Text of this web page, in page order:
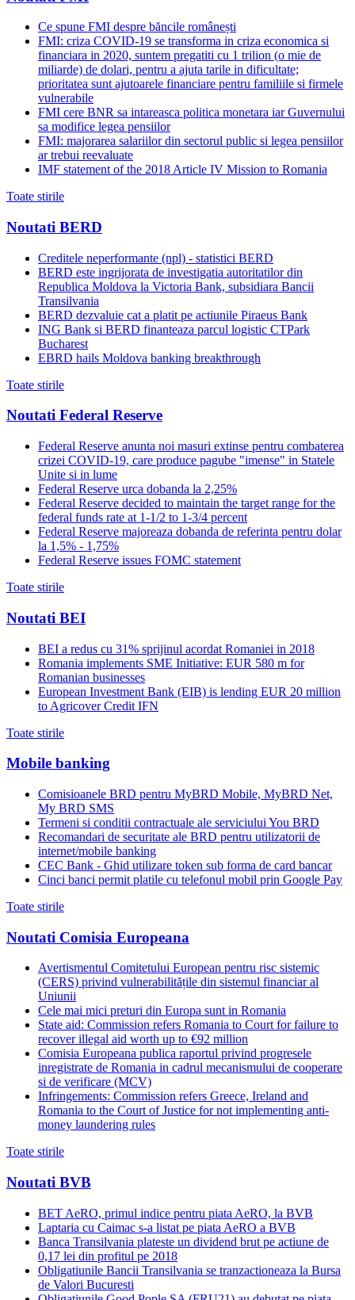
Ce spune FMI despre băncile românești
FMI: criza COVID-19 se transforma in criza economica si
financiara in 2020, suntem pregatiti cu 1 trilion (o mie de
miliarde) de dolari, pentru a ajuta tarile in dificultate;
prioritatea sunt ajutoarele financiare pentru familiile si firmele
vulnerabile
FMI cere BNR sa intareasca politica monetara iar Guvernului
sa modifice legea pensiilor
FMI: majorarea salariilor din sectorul public si legea pensiilor
ar trebui reevaluate
IMF statement of the 2018 Article IV Mission to Romania
Toate stirile
Noutati BERD
Creditele neperformante (npl) - statistici BERD
BERD este ingrijorata de investigatia autoritatilor din
Republica Moldova la Victoria Bank, subsidiara Bancii
Transilvania
BERD dezvaluie cat a platit pe actiunile Piraeus Bank
ING Bank si BERD finanteaza parcul logistic CTPark
Bucharest
EBRD hails Moldova banking breakthrough
Toate stirile
Noutati Federal Reserve
Federal Reserve anunta noi masuri extinse pentru combaterea
crizei COVID-19, care produce pagube "imense" in Statele
Unite si in lume
Federal Reserve urca dobanda la 2,25%
Federal Reserve decided to maintain the target range for the
federal funds rate at 1-1/2 to 1-3/4 percent
Federal Reserve majoreaza dobanda de referinta pentru dolar
la 1,5% - 1,75%
Federal Reserve issues FOMC statement
Toate stirile
Noutati BEI
BEI a redus cu 31% sprijinul acordat Romaniei in 2018
Romania implements SME Initiative: EUR 580 m for
Romanian businesses
European Investment Bank (EIB) is lending EUR 20 million
to Agricover Credit IFN
Toate stirile
Mobile banking
Comisioanele BRD pentru MyBRD Mobile, MyBRD Net,
My BRD SMS
Termeni si conditii contractuale ale serviciului You BRD
Recomandari de securitate ale BRD pentru utilizatorii de
internet/mobile banking
CEC Bank - Ghid utilizare token sub forma de card bancar
Cinci banci permit platile cu telefonul mobil prin Google Pay
Toate stirile
Noutati Comisia Europeana
Avertismentul Comitetului European pentru risc sistemic
(CERS) privind vulnerabilitățile din sistemul financiar al
Uniunii
Cele mai mici preturi din Europa sunt in Romania
State aid: Commission refers Romania to Court for failure to
recover illegal aid worth up to €92 million
Comisia Europeana publica raportul privind progresele
inregistrate de Romania in cadrul mecanismului de cooperare
si de verificare (MCV)
Infringements: Commission refers Greece, Ireland and
Romania to the Court of Justice for not implementing anti-
money laundering rules
Toate stirile
Noutati BVB
BET AeRO, primul indice pentru piata AeRO, la BVB
Laptaria cu Caimac s-a listat pe piata AeRO a BVB
Banca Transilvania plateste un dividend brut pe actiune de
0,17 lei din profitul pe 2018
Obligatiunile Bancii Transilvania se tranzactioneaza la Bursa
de Valori Bucuresti